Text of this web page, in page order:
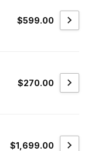
$599.00
$270.00
$1,699.00